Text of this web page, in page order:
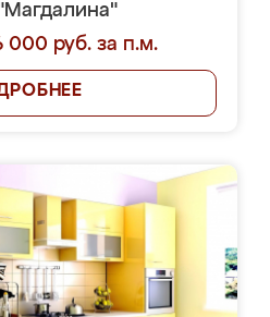
000 руб. за п.м.